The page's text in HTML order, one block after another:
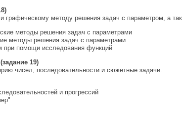
графическому методу решения задач с параметром, а
методы решения задач с параметрами
методы решения задач с параметрами
при помощи исследования функций
19)
чисел, последовательности и сюжетные задачи.
и прогрессий